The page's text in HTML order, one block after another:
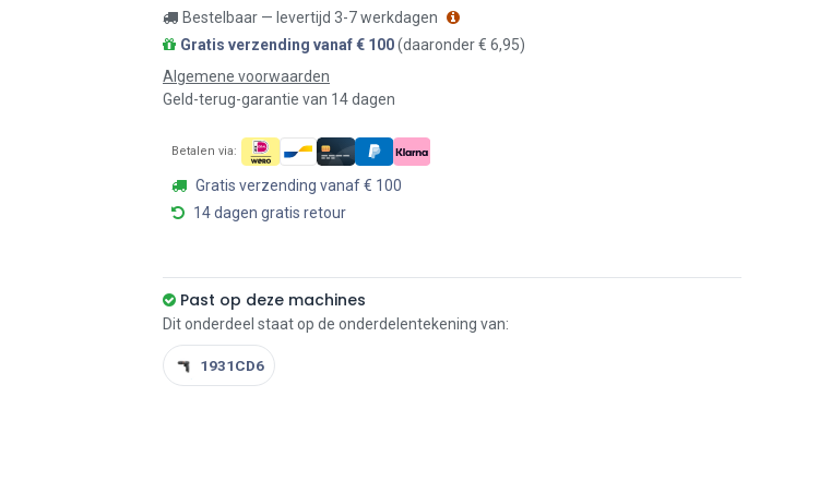
Bestelbaar — levertijd 3-7 werkdagen
Gratis verzending vanaf € 100(daaronder € 6,95)
Algemene voorwaarden
Geld-terug-garantie van 14 dagen
Betalen via:
Gratis verzending vanaf € 100
14 dagen gratis retour
Past op deze machines
Dit onderdeel staat op de onderdelentekening van:
1931CD6